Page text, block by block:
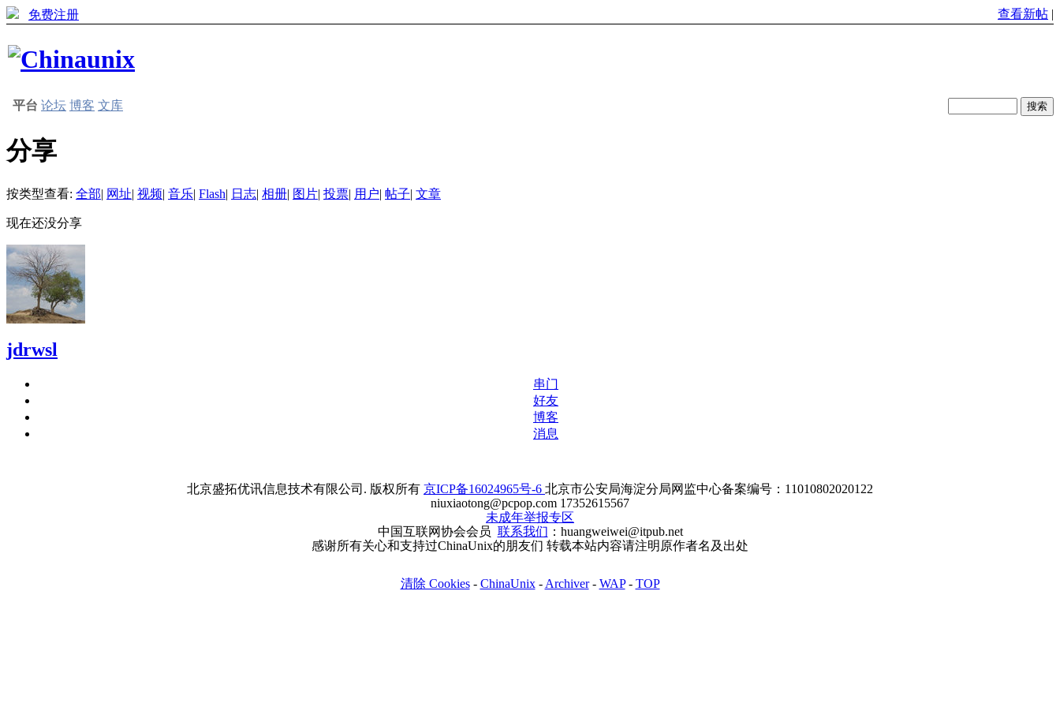
免费注册 查看新帖 |
平台 论坛 博客 文库
分享
按类型查看: 全部| 网址| 视频| 音乐| Flash| 日志| 相册| 图片| 投票| 用户| 帖子| 文章
现在还没分享
jdrwsl
串门
好友
博客
消息
北京盛拓优讯信息技术有限公司. 版权所有 京ICP备16024965号-6 北京市公安局海淀分局网监中心备案编号：11010802020122
niuxiaotong@pcpop.com 17352615567
未成年举报专区
中国互联网协会会员 联系我们 ：huangweiwei@itpub.net
感谢所有关心和支持过ChinaUnix的朋友们 转载本站内容请注明原作者名及出处
清除 Cookies- ChinaUnix- Archiver- WAP- TOP